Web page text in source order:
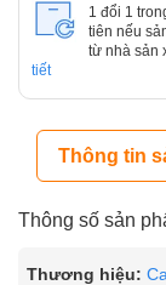
1 đổi 1
tiên nếu
từ nhà sản
tiết
Thông tin
Thông số sản
Thương hiệu: